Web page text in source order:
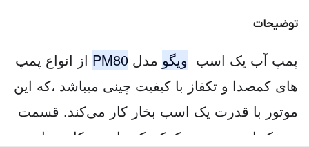
توضیحات
پمپ آب یک اسب ویگو مدل PM80 از انواع پمپ
های کمصدا و تکفاز با کیفیت چینی میباشد ،که این
موتور با قدرت یک اسب بخار کار می‌کند. قسمت
تحریک این موتور به کمک یک خازن توکار عمل